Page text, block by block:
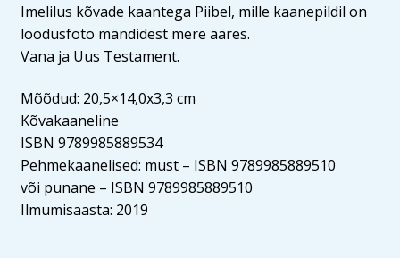
Imelilus kõvade kaantega Piibel, mille kaanepildil on
loodusfoto mändidest mere ääres.
Vana ja Uus Testament.
Mõõdud: 20,5×14,0x3,3 cm
Kõvakaaneline
ISBN 9789985889534
Pehmekaanelised: must – ISBN 9789985889510
või punane – ISBN 9789985889510
Ilmumisaasta: 2019